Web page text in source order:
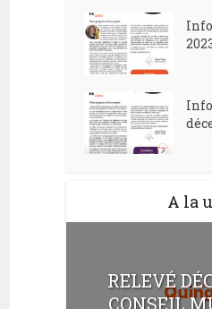
A la
RELEVÉ
CONSEIL